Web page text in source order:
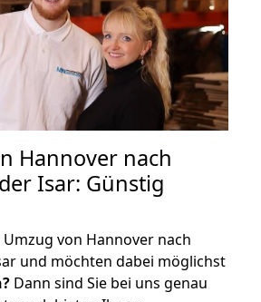
Hannover nach
Isar: Günstig
von Hannover nach
und möchten dabei möglichst
Dann sind Sie bei uns genau